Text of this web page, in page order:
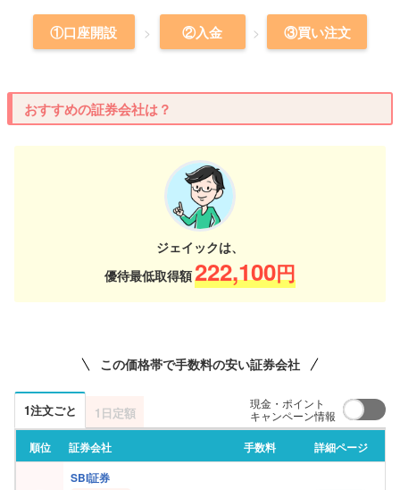
①口座開設 ②入金 ③買い注文
おすすめの証券会社は？
ジェイックは、
優待最低取得額222,100円
この価格帯で手数料の安い証券会社
1注文ごと 1日定額
現金・ポイント
キャンペーン情報
順位 証券会社 手数料
詳細ページ
SBI証券